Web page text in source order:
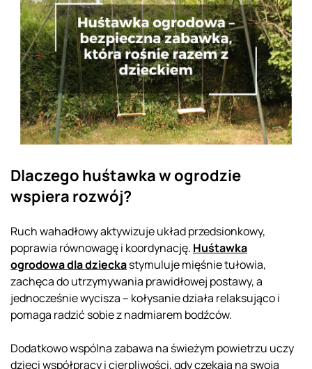
Dlaczego huśtawka w ogrodzie
wspiera rozwój?
Ruch wahadłowy aktywizuje układ przedsionkowy,
poprawia równowagę i koordynację. Huśtawka
ogrodowa dla dzieckastymuluje mięśnie tułowia,
zachęca do utrzymywania prawidłowej postawy, a
jednocześnie wycisza – kołysanie działa relaksująco i
pomaga radzić sobie z nadmiarem bodźców.
Dodatkowo wspólna zabawa na świeżym powietrzu uczy
dzieci współpracy i cierpliwości, gdy czekają na swoją